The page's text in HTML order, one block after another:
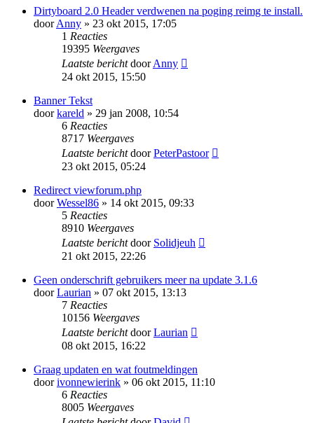
Dirtyboard 2.0 Header verdwenen na poging reimg te install.
doorAnny » 23 okt 2015, 17:05
1 Reacties
19395 Weergaves
Laatste berichtdoorAnny
24 okt 2015, 15:50
Banner Tekst
doorkareld » 29 jan 2008, 10:54
6 Reacties
8717 Weergaves
Laatste berichtdoorPeterPastoor
23 okt 2015, 05:24
Redirect viewforum.php
doorWessel86 » 14 okt 2015, 09:33
5 Reacties
8910 Weergaves
Laatste berichtdoor Solidjeuh
21 okt 2015, 22:26
Geen onderschrift gebruikers meer na update 3.1.6
doorLaurian » 07 okt 2015, 13:13
7 Reacties
10156 Weergaves
Laatste berichtdoorLaurian
08 okt 2015, 16:22
Graag updaten en wat foutmeldingen
doorivonnewierink » 06 okt 2015, 11:10
6 Reacties
8005 Weergaves